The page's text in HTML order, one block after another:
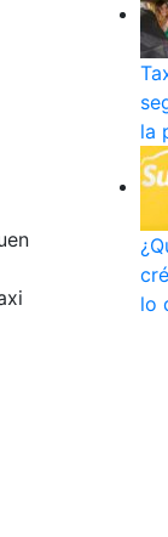
la
lo